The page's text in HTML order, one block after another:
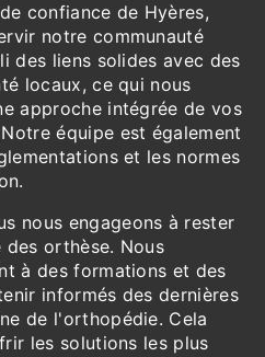
confiance de Hyères,
notre communauté
des liens solides avec des
locaux, ce qui nous
approche intégrée de vos
équipe est également
et les normes
nous engageons à rester
orthèse. Nous
à des formations et des
informés des dernières
de l'orthopédie. Cela
les solutions les plus